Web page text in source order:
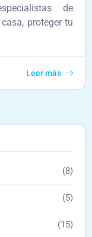
de
proteger tu
Leer más
(8)
(5)
(15)